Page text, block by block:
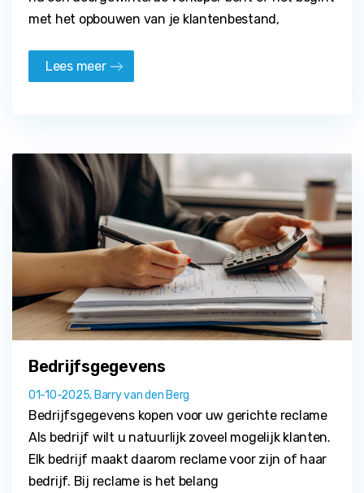
met het opbouwen van je klantenbestand,
Lees meer
Bedrijfsgegevens
01-10-2025, Barry van den Berg
Bedrijfsgegevens kopen voor uw gerichte reclame
Als bedrijf wilt u natuurlijk zoveel mogelijk klanten.
Elk bedrijf maakt daarom reclame voor zijn of haar
bedrijf. Bij reclame is het belang